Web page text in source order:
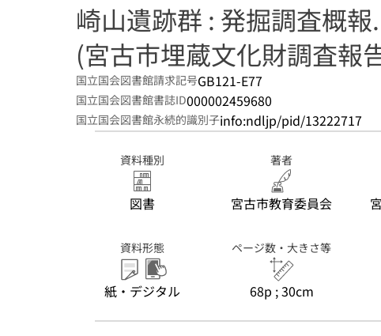
崎山遺跡群 : 発掘調査概
(宮古市埋蔵文化財調査報
国立国会図書館請求記号GB121-E77
国立国会図書館書誌ID000002459680
国立国会図書館永続的識別子info:ndljp/pid/13222717
資料種別
図書
著者
宮古市教育委員会
資料形態
紙・デジタル
ページ数・大きさ等
68p ; 30cm